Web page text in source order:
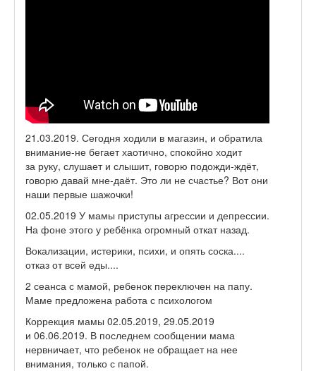
21.03.2019. Сегодня ходили в магазин, и обратила
внимание-не бегает хаотично, спокойно ходит
за руку, слушает и слышит, говорю подожди-ждёт,
говорю давай мне-даёт. Это ли не счастье? Вот они
наши первые шажочки!
02.05.2019 У мамы приступы агрессии и депрессии.
На фоне этого у ребёнка огромный откат назад.
Вокализации, истерики, психи, и опять соска....
отказ от всей еды....
2 сеанса с мамой, ребенок переключен на папу.
Маме предложена работа с психологом
Коррекция мамы 02.05.2019, 29.05.2019
и 06.06.2019. В последнем сообщении мама
нервничает, что ребенок не обращает на нее
внимания, только с папой.